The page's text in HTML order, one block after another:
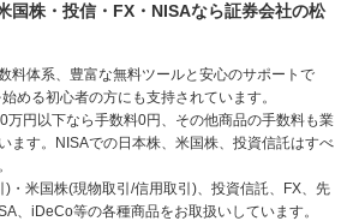
国株・投信・FX・NISAなら証券会社の松
料体系、豊富な無料ツールと安心のサポートで
める初心者の方にも支持されています。
万円以下なら手数料0円、その他商品の手数料も業
ます。NISAでの日本株、米国株、投資信託はすべ
)・米国株(現物取引/信用取引)、投資信託、FX、先
、iDeCo等の各種商品をお取扱いしています。